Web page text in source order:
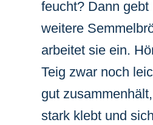
feucht? Dann
weitere
arbeitet sie ein.
Teig zwar noch
gut
stark klebt und